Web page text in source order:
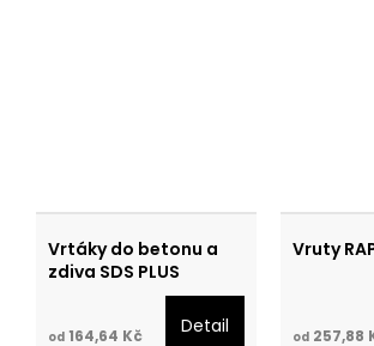
Vrtáky do betonu a
zdiva SDS PLUS
od 164,64 Kč Detail
Vruty
od 257,88